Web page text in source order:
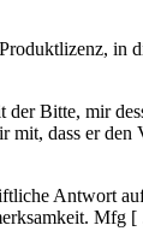
in
Bitte, mir
dass er den
Antwort
Mfg [